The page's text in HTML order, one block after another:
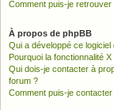
Comment puis-je
À propos de phpBB
Qui a développé ce
Pourquoi la fonctionnalité X
Qui dois-je contacter à
forum ?
Comment puis-je